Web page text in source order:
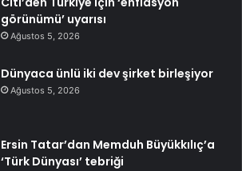
görünümü’ uyarısı
Ağustos 5, 2026
Dünyaca ünlü iki dev şirket birleşiyor
Ağustos 5, 2026
Ersin Tatar’dan Memduh Büyükkılıç’a
‘Türk Dünyası’ tebriği